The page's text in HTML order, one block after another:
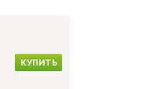
КУПИТЬ